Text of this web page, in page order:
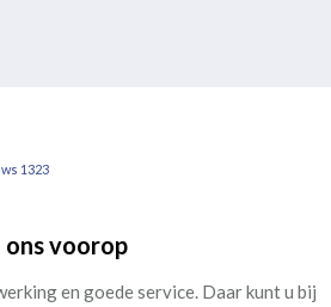
1323
voorop
en goede service. Daar kunt u bij